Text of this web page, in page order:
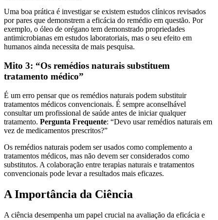
Uma boa prática é investigar se existem estudos clínicos revisados
por pares que demonstrem a eficácia do remédio em questão. Por
exemplo, o óleo de orégano tem demonstrado propriedades
antimicrobianas em estudos laboratoriais, mas o seu efeito em
humanos ainda necessita de mais pesquisa.
Mito 3: “Os remédios naturais substituem
tratamento médico”
É um erro pensar que os remédios naturais podem substituir
tratamentos médicos convencionais. É sempre aconselhável
consultar um profissional de saúde antes de iniciar qualquer
tratamento. Pergunta Frequente: “Devo usar remédios naturais em
vez de medicamentos prescritos?”
Os remédios naturais podem ser usados como complemento a
tratamentos médicos, mas não devem ser considerados como
substitutos. A colaboração entre terapias naturais e tratamentos
convencionais pode levar a resultados mais eficazes.
A Importância da Ciência
A ciência desempenha um papel crucial na avaliação da eficácia e